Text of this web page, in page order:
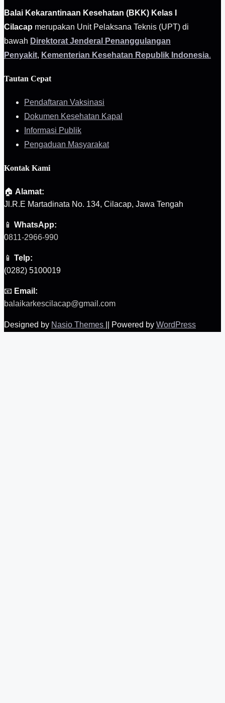
Balai Kekarantinaan Kesehatan (BKK) Kelas I
Cilacap merupakan Unit Pelaksana Teknis (UPT) di
bawah Direktorat Jenderal Penanggulangan
Penyakit, Kementerian Kesehatan Republik Indonesia.
Tautan Cepat
Pendaftaran Vaksinasi
Dokumen Kesehatan Kapal
Informasi Publik
Pengaduan Masyarakat
Kontak Kami
🏠 Alamat:
Jl.R.E Martadinata No. 134, Cilacap, Jawa Tengah
📱 WhatsApp:
0811-2966-990
📱 Telp:
(0282) 5100019
📧 Email:
balaikarkescilacap@gmail.com
Designed by Nasio Themes Powered by WordPress